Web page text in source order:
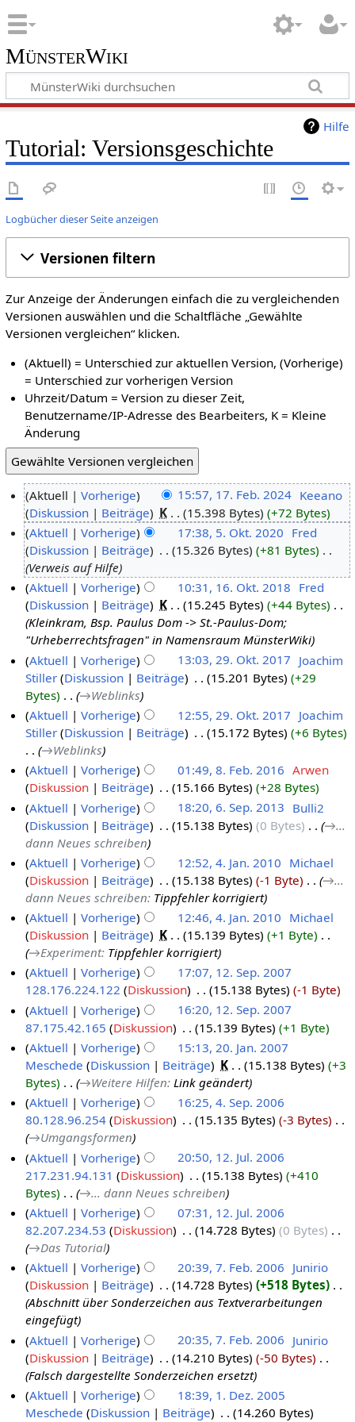
MünsterWiki
Hilfe
Tutorial: Versionsgeschichte
Logbücher dieser Seite anzeigen
Versionen filtern
Zur Anzeige der Änderungen einfach die zu vergleichenden
Versionen auswählen und die Schaltfläche „Gewählte
Versionen vergleichen“ klicken.
(Aktuell) = Unterschied zur aktuellen Version, (Vorherige)
= Unterschied zur vorherigen Version
Uhrzeit/Datum = Version zu dieser Zeit,
Benutzername/IP-Adresse des Bearbeiters, K = Kleine
Änderung
Aktuell Vorherige 15:57, 17. Feb. 2024‎ Keeano
Diskussion
Beiträge K 15.398 Bytes
+72 Bytes
Aktuell
Vorherige 17:38, 5. Okt. 2020 Fred
Diskussion
Beiträge 15.326 Bytes +81 Bytes
Verweis auf Hilfe
Aktuell
Vorherige 10:31, 16. Okt. 2018 Fred
Diskussion
Beiträge K 15.245 Bytes +44 Bytes
Kleinkram, Bsp. Paulus Dom -> St.-Paulus-Dom;
"Urheberrechtsfragen" in Namensraum MünsterWiki
Aktuell
Vorherige 13:03, 29. Okt. 2017 Joachim
Stiller Diskussion Beiträge 15.201 Bytes
+29
Bytes
→‎Weblinks
Aktuell
Vorherige 12:55, 29. Okt. 2017 Joachim
Stiller Diskussion Beiträge 15.172 Bytes
+6 Bytes
→‎Weblinks
Aktuell
Vorherige 01:49, 8. Feb. 2016 Arwen
Diskussion
Beiträge 15.166 Bytes
+28 Bytes
Aktuell
Vorherige 18:20, 6. Sep. 2013 Bulli2
Diskussion
Beiträge 15.138 Bytes 0 Bytes
→‎...
dann Neues schreiben
Aktuell
Vorherige 12:52, 4. Jan. 2010 Michael
Diskussion
Beiträge 15.138 Bytes -1 Byte
→‎...
dann Neues schreiben: Tippfehler korrigiert
Aktuell
Vorherige 12:46, 4. Jan. 2010 Michael
Diskussion
Beiträge K 15.139 Bytes +1 Byte
→‎Experiment: Tippfehler korrigiert
Aktuell
Vorherige
17:07, 12. Sep. 2007
128.176.224.122 Diskussion 15.138 Bytes
-1 Byte
Aktuell
Vorherige
16:20, 12. Sep. 2007
87.175.42.165 Diskussion 15.139 Bytes
+1 Byte
Aktuell
Vorherige
15:13, 20. Jan. 2007
Meschede Diskussion Beiträge K 15.138 Bytes
+3
Bytes
→‎Weitere Hilfen:Link geändert
Aktuell
Vorherige
16:25, 4. Sep. 2006
80.128.96.254 Diskussion 15.135 Bytes -3 Bytes
→‎Umgangsformen
Aktuell
Vorherige
20:50, 12. Jul. 2006
217.231.94.131
Diskussion 15.138 Bytes
+410
Bytes
→‎... dann Neues schreiben
Aktuell
Vorherige
07:31, 12. Jul. 2006
82.207.234.53 Diskussion 14.728 Bytes 0 Bytes
→‎Das Tutorial
Aktuell
Vorherige 20:39, 7. Feb. 2006 Junirio
Diskussion
Beiträge 14.728 Bytes +518 Bytes
Abschnitt über Sonderzeichen aus Textverarbeitungen
eingefügt
Aktuell
Vorherige 20:35, 7. Feb. 2006 Junirio
Diskussion
Beiträge 14.210 Bytes -50 Bytes
Falsch dargestellte Sonderzeichen ersetzt
Aktuell
Vorherige
18:39, 1. Dez. 2005
Meschede Diskussion Beiträge
14.260 Bytes